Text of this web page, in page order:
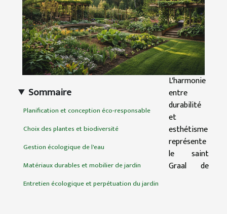
Sommaire
Planification et conception éco-responsable
Choix des plantes et biodiversité
Gestion écologique de l'eau
Matériaux durables et mobilier de jardin
Entretien écologique et perpétuation du jardin
L'harmonie
entre
durabilité
et
esthétisme
représente
le saint
Graal de